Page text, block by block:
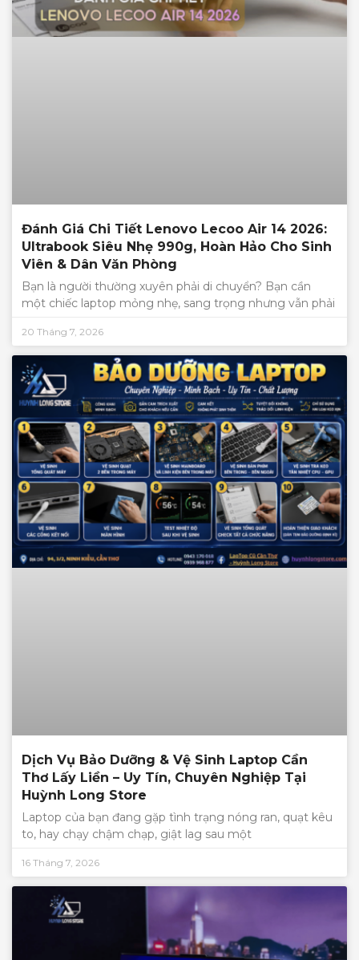
Đánh Giá Chi Tiết Lenovo Lecoo Air 14 2026:
Ultrabook Siêu Nhẹ 990g, Hoàn Hảo Cho Sinh
Viên & Dân Văn Phòng
Bạn là người thường xuyên phải di chuyển? Bạn cần
một chiếc laptop mỏng nhẹ, sang trọng nhưng vẫn phải
20 Tháng 7, 2026
Dịch Vụ Bảo Dưỡng & Vệ Sinh Laptop Cần
Thơ Lấy Liền – Uy Tín, Chuyên Nghiệp Tại
Huỳnh Long Store
Laptop của bạn đang gặp tình trạng nóng ran, quạt kêu
to, hay chạy chậm chạp, giật lag sau một
16 Tháng 7, 2026